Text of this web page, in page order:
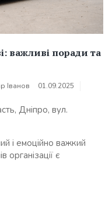
важливі поради та
Іванов
01.09.2025
Дніпро, вул.
і емоційно важкий
організації є